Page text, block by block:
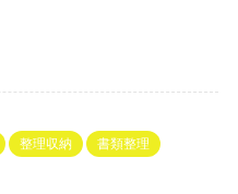
整理収納 書類整理